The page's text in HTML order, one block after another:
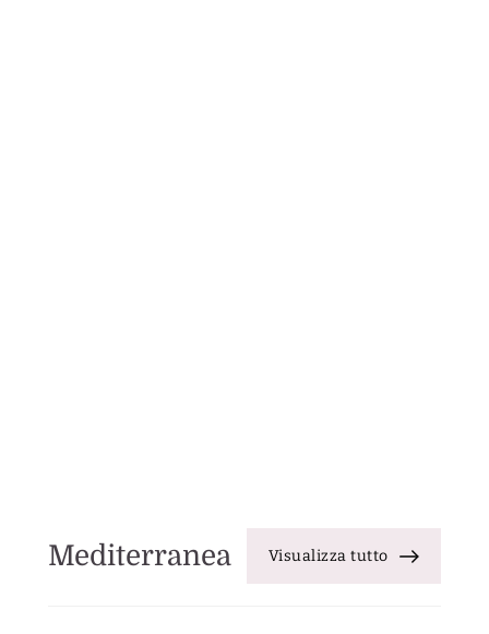
Mediterranea Visualizza tutto